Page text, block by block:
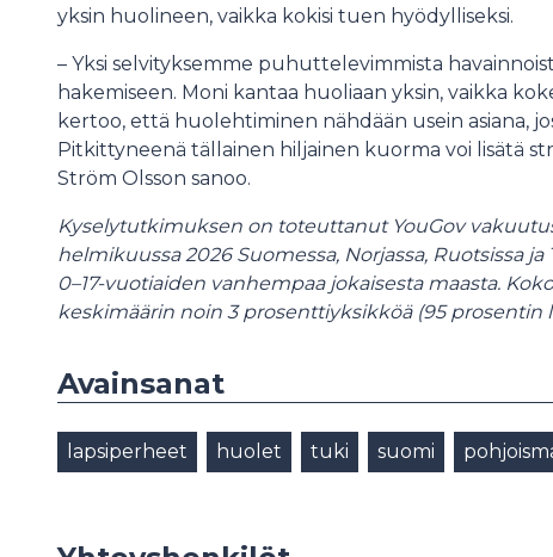
yksin huolineen, vaikka kokisi tuen hyödylliseksi.
– Yksi selvityksemme puhuttelevimmista
hakemiseen. Moni kantaa huoliaan yksin, vaikka
kertoo, että huolehtiminen nähdään usein asiana,
Pitkittyneenä tällainen hiljainen kuorma voi lisätä
Ström Olsson sanoo.
Kyselytutkimuksen on toteuttanut YouGov
helmikuussa 2026 Suomessa, Norjassa, Ruotsissa
0–17-vuotiaiden vanhempaa jokaisesta maasta.
keskimäärin noin 3 prosenttiyksikköä (95 prosentin
Avainsanat
lapsiperheet huolet tuki suomi